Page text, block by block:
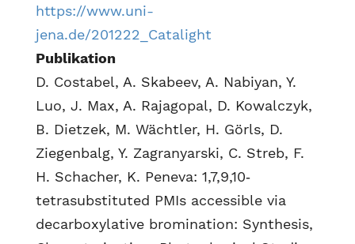
https://www.uni-
jena.de/201222_Catalight
Publikation
D. Costabel, A. Skabeev, A. Nabiyan, Y.
Luo, J. Max, A. Rajagopal, D. Kowalczyk,
B. Dietzek, M. Wächtler, H. Görls, D.
Ziegenbalg, Y. Zagranyarski, C. Streb, F.
H. Schacher, K. Peneva: 1,7,9,10‐
tetrasubstituted PMIs accessible via
decarboxylative bromination: Synthesis,